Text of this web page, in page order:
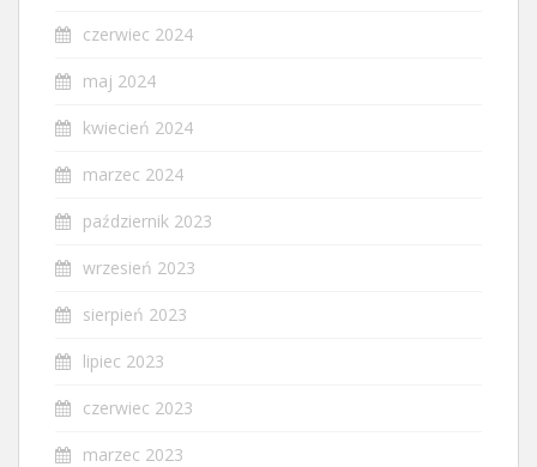
czerwiec 2024
maj 2024
kwiecień 2024
marzec 2024
październik 2023
wrzesień 2023
sierpień 2023
lipiec 2023
czerwiec 2023
marzec 2023